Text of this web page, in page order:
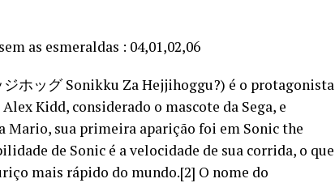
as esmeraldas : 04,01,02,06
ホッグ Sonikku Za Hejjihoggu?) é o protagonista
Kidd, considerado o mascote da Sega, e
Mario, sua primeira aparição foi em Sonic the
de Sonic é a velocidade de sua corrida, o que
mais rápido do mundo.[2] O nome do